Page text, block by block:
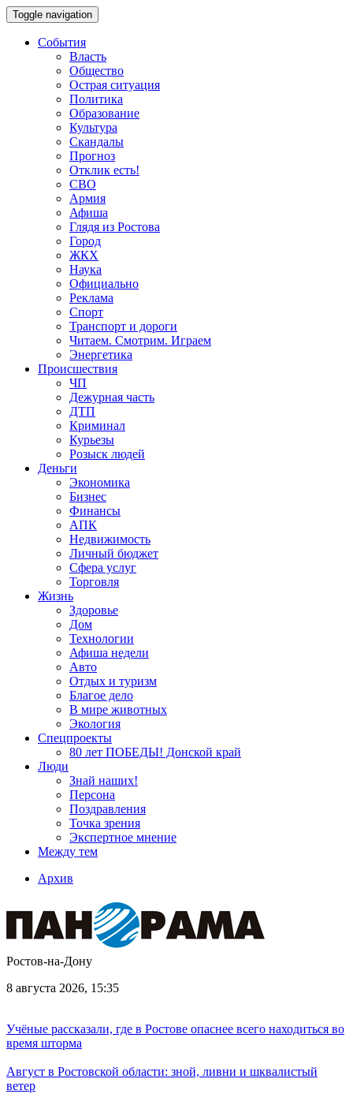
Toggle navigation
События
Власть
Общество
Острая ситуация
Политика
Образование
Культура
Скандалы
Прогноз
Отклик есть!
СВО
Армия
Афиша
Глядя из Ростова
Город
ЖКХ
Наука
Официально
Реклама
Спорт
Транспорт и дороги
Читаем. Смотрим. Играем
Энергетика
Происшествия
ЧП
Дежурная часть
ДТП
Криминал
Курьезы
Розыск людей
Деньги
Экономика
Бизнес
Финансы
АПК
Недвижимость
Личный бюджет
Сфера услуг
Торговля
Жизнь
Здоровье
Дом
Технологии
Афиша недели
Авто
Отдых и туризм
Благое дело
В мире животных
Экология
Спецпроекты
80 лет ПОБЕДЫ! Донской край
Люди
Знай наших!
Персона
Поздравления
Точка зрения
Экспертное мнение
Между тем
Архив
Ростов-на-Дону
8 августа 2026, 15:35
Учёные рассказали, где в Ростове опаснее всего находиться во
время шторма
Август в Ростовской области: зной, ливни и шквалистый
ветер